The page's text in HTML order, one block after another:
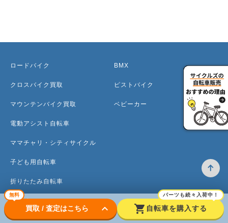
無料
買取 / 査定はこちら keyboard_arrow_down shopping_cart
パーツも続々入荷中！
自転車を購入する
ロードバイク
クロスバイク買取
マウンテンバイク買取
電動アシスト自転車
ママチャリ・シティサイクル
子ども用自転車
折りたたみ自転車
ミニベロ
BMX
ピストバイク
ベビーカー